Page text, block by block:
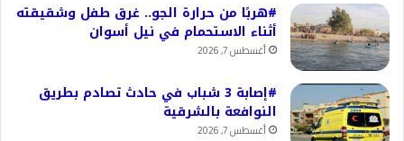
#هربًا من حرارة الجو.. غرق طفل وشقيقته
أثناء الاستحمام في نيل أسوان
أغسطس 7, 2026
#إصابة 3 شباب في حادث تصادم بطريق
النوافعة بالشرقية
أغسطس 7, 2026